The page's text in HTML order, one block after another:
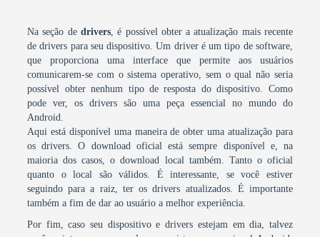
Na seção de drivers, é possível obter a atualização mais recente
de drivers para seu dispositivo. Um driver é um tipo de software,
que proporciona uma interface que permite aos usuários
comunicarem-se com o sistema operativo, sem o qual não seria
possível obter nenhum tipo de resposta do dispositivo. Como
pode ver, os drivers são uma peça essencial no mundo do
Android.
Aqui está disponível uma maneira de obter uma atualização para
os drivers. O download oficial está sempre disponível e, na
maioria dos casos, o download local também. Tanto o oficial
quanto o local são válidos. É interessante, se você estiver
seguindo para a raiz, ter os drivers atualizados. É importante
também a fim de dar ao usuário a melhor experiência.
Por fim, caso seu dispositivo e drivers estejam em dia, talvez